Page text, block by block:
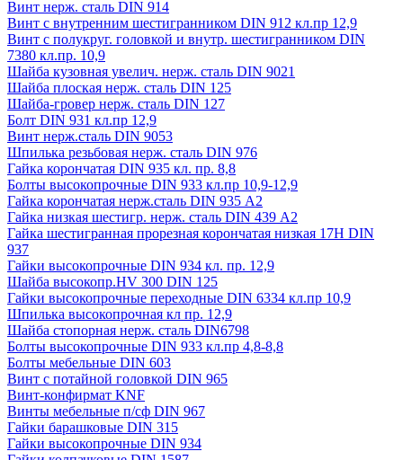
Винт нерж. сталь DIN 914
Винт с внутренним шестигранником DIN 912 кл.пр 12,9
Винт с полукруг. головкой и внутр. шестигранником DIN
7380 кл.пр. 10,9
Шайба кузовная увелич. нерж. сталь DIN 9021
Шайба плоская нерж. сталь DIN 125
Шайба-гровер нерж. сталь DIN 127
Болт DIN 931 кл.пр 12,9
Винт нерж.сталь DIN 9053
Шпилька резьбовая нерж. сталь DIN 976
Гайка корончатая DIN 935 кл. пр. 8,8
Болты высокопрочные DIN 933 кл.пр 10,9-12,9
Гайка корончатая нерж.сталь DIN 935 А2
Гайка низкая шестигр. нерж. сталь DIN 439 А2
Гайка шестигранная прорезная корончатая низкая 17H DIN
937
Гайки высокопрочные DIN 934 кл. пр. 12,9
Шайба высокопр.HV 300 DIN 125
Гайки высокопрочные переходные DIN 6334 кл.пр 10,9
Шпилька высокопрочная кл пр. 12,9
Шайба стопорная нерж. сталь DIN6798
Болты высокопрочные DIN 933 кл.пр 4,8-8,8
Болты мебельные DIN 603
Винт с потайной головкой DIN 965
Винт-конфирмат KNF
Винты мебельные п/сф DIN 967
Гайки барашковые DIN 315
Гайки высокопрочные DIN 934